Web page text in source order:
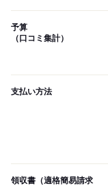
予算
（口コミ集計）
支払い方法
領収書（適格簡易請求